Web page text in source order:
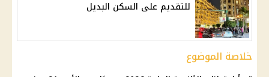
للتقديم على السكن البديل
خلاصة الموضوع